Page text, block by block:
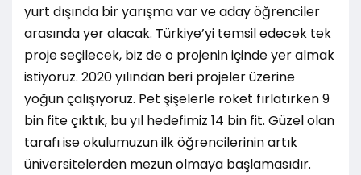
yurt dışında bir yarışma var ve aday öğrenciler
arasında yer alacak. Türkiye’yi temsil edecek tek
proje seçilecek, biz de o projenin içinde yer almak
istiyoruz. 2020 yılından beri projeler üzerine
yoğun çalışıyoruz. Pet şişelerle roket fırlatırken 9
bin fite çıktık, bu yıl hedefimiz 14 bin fit. Güzel olan
tarafı ise okulumuzun ilk öğrencilerinin artık
üniversitelerden mezun olmaya başlamasıdır.